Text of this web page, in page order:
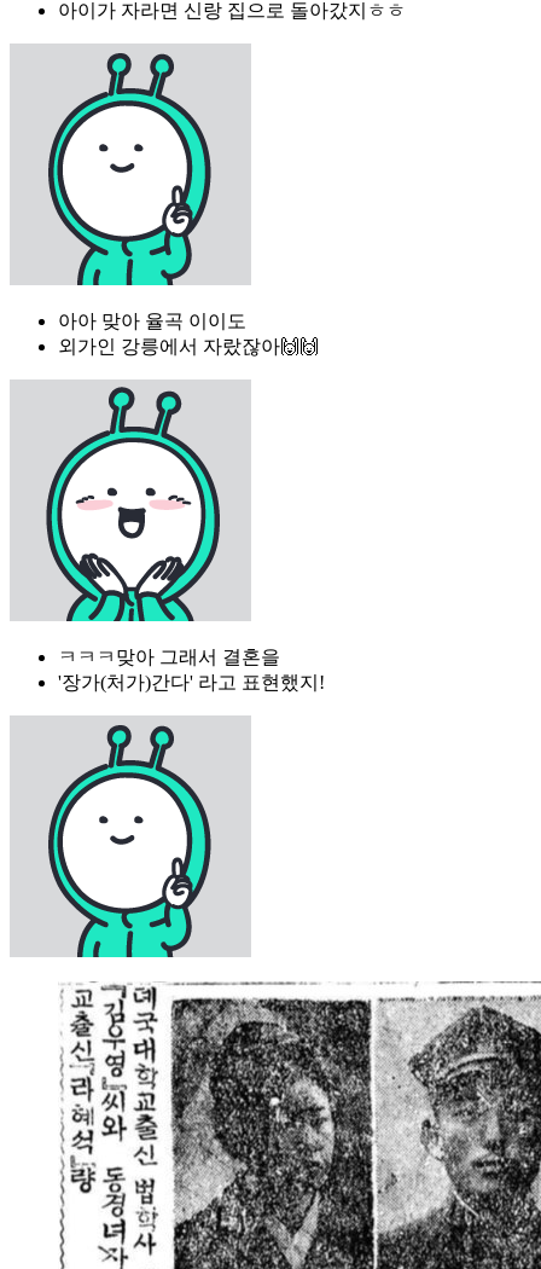
아이가 자라면 신랑 집으로 돌아갔지ㅎㅎ
아아 맞아 율곡 이이도
외가인 강릉에서 자랐잖아🙌🙌
ㅋㅋㅋ맞아 그래서 결혼을
'장가(처가)간다' 라고 표현했지!